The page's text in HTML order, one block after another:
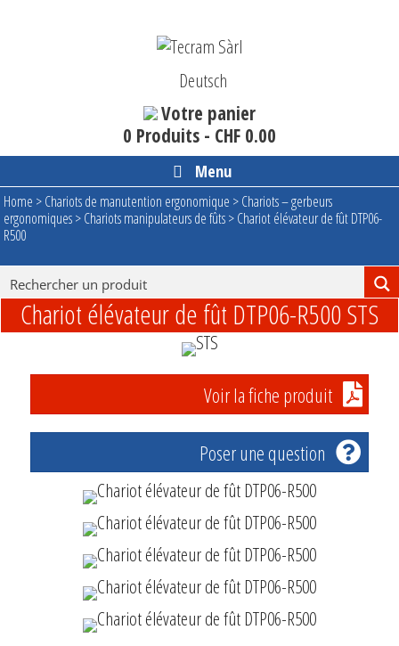
Deutsch
Votre panier
0 Produits - CHF 0.00
Menu
Home >Chariots de manutention ergonomique >Chariots – gerbeurs
ergonomiques>Chariots manipulateurs de fûts>Chariot élévateur de fût DTP06-
R500
Chariot élévateur de fût DTP06-R500 STS
Voir la fiche produit
Poser une question